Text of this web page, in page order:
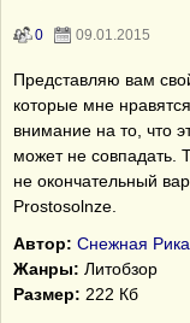
0 09.01.2015
Представляю вам
которые мне
внимание на то, что
может не совпадать.
не окончательный
Prostosolnze.
Автор: Снежная Рика
Жанры: Литобзор
Размер: 222 Кб